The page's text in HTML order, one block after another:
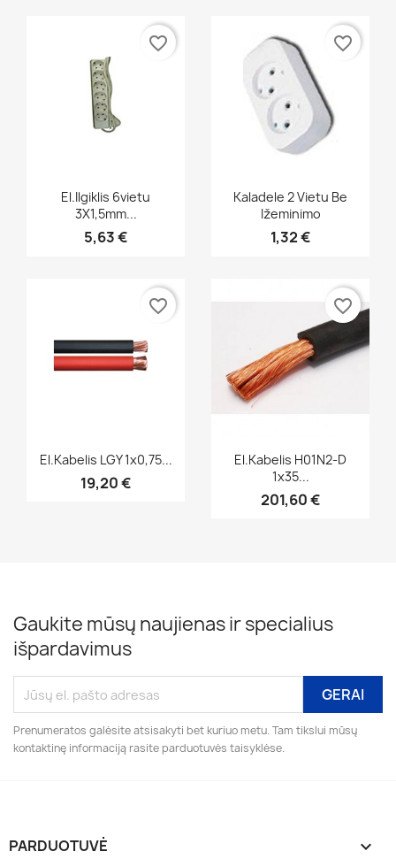
Greita peržiūra
El.ilgiklis 6vietu
3X1,5mm...
5,63 €
favorite_border
Greita peržiūra
Kaladele 2 Vietu Be
Ižeminimo
1,32 €
favorite_border
Greita peržiūra
El.kabelis LGY 1x0,75...
19,20 €
favorite_border
 Greita peržiūra
El.kabelis H01N2-D
1x35...
201,60 €
favorite_border
Gaukite mūsų naujienas ir specialius
išpardavimus
Prenumeratos galėsite atsisakyti bet kuriuo metu. Tam tikslui mūsų
kontaktinę informaciją rasite parduotuvės taisyklėse.
PARDUOTUVĖ 